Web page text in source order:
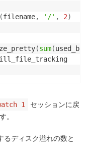
(filename, '/' , 2)
(sum(
1
セッションに戻
。
るディスク溢れの数と